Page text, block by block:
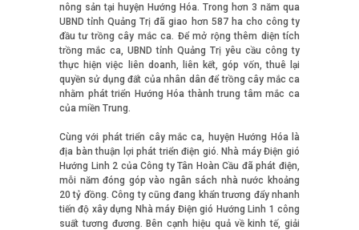
nông sản tại huyện Hướng Hóa. Trong hơn 3 năm qua
UBND tỉnh Quảng Trị đã giao hơn 587 ha cho công ty
đầu tư trồng cây mắc ca. Để mở rộng thêm diện tích
trồng mắc ca, UBND tỉnh Quảng Trị yêu cầu công ty
thực hiện việc liên doanh, liên kết, góp vốn, thuê lại
quyền sử dụng đất của nhân dân để trồng cây mắc ca
nhằm phát triển Hướng Hóa thành trung tâm mắc ca
của miền Trung.
Cùng với phát triển cây mắc ca, huyện Hướng Hóa là
địa bàn thuận lợi phát triển điện gió. Nhà máy Điện gió
Hướng Linh 2 của Công ty Tân Hoàn Cầu đã phát điện,
mỗi năm đóng góp vào ngân sách nhà nước khoảng
20 tỷ đồng. Công ty cũng đang khẩn trương đẩy nhanh
tiến độ xây dựng Nhà máy Điện gió Hướng Linh 1 công
suất tương đương. Bên cạnh hiệu quả về kinh tế, giải